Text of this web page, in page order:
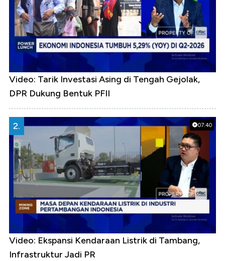
Video: Tarik Investasi Asing di Tengah Gejolak,
DPR Dukung Bentuk PFII
07:40
2.
Video: Ekspansi Kendaraan Listrik di Tambang,
Infrastruktur Jadi PR